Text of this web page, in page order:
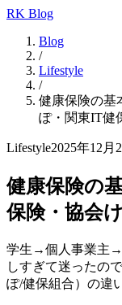
RK Blog
Blog
/
Lifestyle
/
健康保険の基
ぽ・関東IT健
Lifestyle2025年12月
健康保険の
保険・協会
学生→個人事業主→
しすぎて迷ったの
ぽ/健保組合）の違